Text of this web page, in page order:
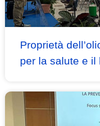
Proprietà
per la salute e il